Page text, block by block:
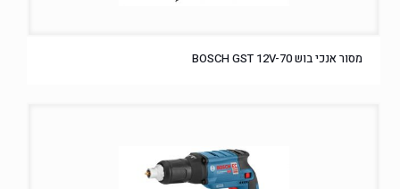
מסור אנכי בוש BOSCH GST 12V-70